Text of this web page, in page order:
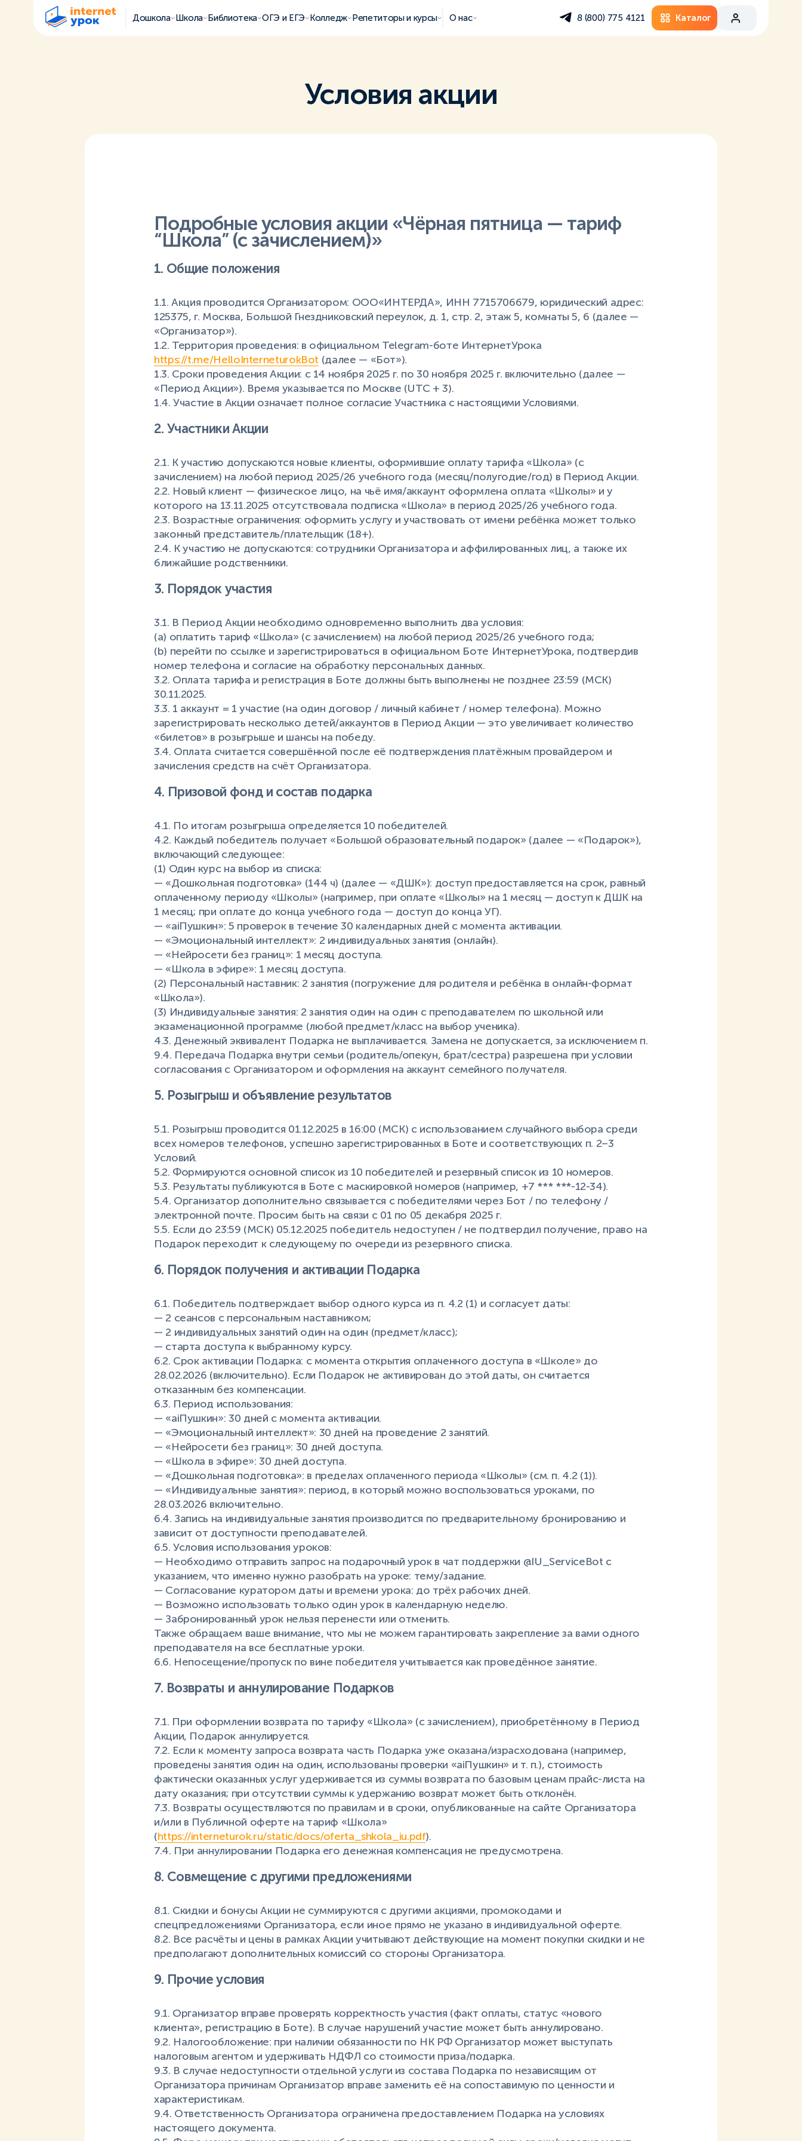
Дошкола Школа Библиотека ОГЭ и ЕГЭ Колледж Репетиторы и курсы О нас 8 (800) 775 4121 Каталог
Условия акции
Подробные условия акции «Чёрная пятница — тариф
“Школа” (с зачислением)»
1. Общие положения
1.1. Акция проводится Организатором: ООО«ИНТЕРДА», ИНН 7715706679, юридический адрес:
125375, г. Москва, Большой Гнездниковский переулок, д. 1, стр. 2, этаж 5, комнаты 5, 6 (далее —
«Организатор»).
1.2. Территория проведения: в официальном Telegram-боте ИнтернетУрока
https://t.me/HelloInterneturokBot (далее — «Бот»).
1.3. Сроки проведения Акции: с 14 ноября 2025 г. по 30 ноября 2025 г. включительно (далее —
«Период Акции»). Время указывается по Москве (UTC + 3).
1.4. Участие в Акции означает полное согласие Участника с настоящими Условиями.
2. Участники Акции
2.1. К участию допускаются новые клиенты, оформившие оплату тарифа «Школа» (с
зачислением) на любой период 2025/26 учебного года (месяц/полугодие/год) в Период Акции.
2.2. Новый клиент — физическое лицо, на чьё имя/аккаунт оформлена оплата «Школы» и у
которого на 13.11.2025 отсутствовала подписка «Школа» в период 2025/26 учебного года.
2.3. Возрастные ограничения: оформить услугу и участвовать от имени ребёнка может только
законный представитель/плательщик (18+).
2.4. К участию не допускаются: сотрудники Организатора и аффилированных лиц, а также их
ближайшие родственники.
3. Порядок участия
3.1. В Период Акции необходимо одновременно выполнить два условия:
(a) оплатить тариф «Школа» (с зачислением) на любой период 2025/26 учебного года;
(b) перейти по ссылке и зарегистрироваться в официальном Боте ИнтернетУрока, подтвердив
номер телефона и согласие на обработку персональных данных.
3.2. Оплата тарифа и регистрация в Боте должны быть выполнены не позднее 23:59 (МСК)
30.11.2025.
3.3. 1 аккаунт = 1 участие (на один договор / личный кабинет / номер телефона). Можно
зарегистрировать несколько детей/аккаунтов в Период Акции — это увеличивает количество
«билетов» в розыгрыше и шансы на победу.
3.4. Оплата считается совершённой после её подтверждения платёжным провайдером и
зачисления средств на счёт Организатора.
4. Призовой фонд и состав подарка
4.1. По итогам розыгрыша определяется 10 победителей.
4.2. Каждый победитель получает «Большой образовательный подарок» (далее — «Подарок»),
включающий следующее:
(1) Один курс на выбор из списка:
— «Дошкольная подготовка» (144 ч) (далее — «ДШК»): доступ предоставляется на срок, равный
оплаченному периоду «Школы» (например, при оплате «Школы» на 1 месяц — доступ к ДШК на
1 месяц; при оплате до конца учебного года — доступ до конца УГ).
— «aiПушкин»: 5 проверок в течение 30 календарных дней с момента активации.
— «Эмоциональный интеллект»: 2 индивидуальных занятия (онлайн).
— «Нейросети без границ»: 1 месяц доступа.
— «Школа в эфире»: 1 месяц доступа.
(2) Персональный наставник: 2 занятия (погружение для родителя и ребёнка в онлайн-формат
«Школа»).
(3) Индивидуальные занятия: 2 занятия один на один с преподавателем по школьной или
экзаменационной программе (любой предмет/класс на выбор ученика).
4.3. Денежный эквивалент Подарка не выплачивается. Замена не допускается, за исключением п.
9.4. Передача Подарка внутри семьи (родитель/опекун, брат/сестра) разрешена при условии
согласования с Организатором и оформления на аккаунт семейного получателя.
5. Розыгрыш и объявление результатов
5.1. Розыгрыш проводится 01.12.2025 в 16:00 (МСК) с использованием случайного выбора среди
всех номеров телефонов, успешно зарегистрированных в Боте и соответствующих п. 2–3
Условий.
5.2. Формируются основной список из 10 победителей и резервный список из 10 номеров.
5.3. Результаты публикуются в Боте с маскировкой номеров (например, +7 *** ***-12-34).
5.4. Организатор дополнительно связывается с победителями через Бот / по телефону /
электронной почте. Просим быть на связи с 01 по 05 декабря 2025 г.
5.5. Если до 23:59 (МСК) 05.12.2025 победитель недоступен / не подтвердил получение, право на
Подарок переходит к следующему по очереди из резервного списка.
6. Порядок получения и активации Подарка
6.1. Победитель подтверждает выбор одного курса из п. 4.2 (1) и согласует даты:
— 2 сеансов с персональным наставником;
— 2 индивидуальных занятий один на один (предмет/класс);
— старта доступа к выбранному курсу.
6.2. Срок активации Подарка: с момента открытия оплаченного доступа в «Школе» до
28.02.2026 (включительно). Если Подарок не активирован до этой даты, он считается
отказанным без компенсации.
6.3. Период использования:
— «aiПушкин»: 30 дней с момента активации.
— «Эмоциональный интеллект»: 30 дней на проведение 2 занятий.
— «Нейросети без границ»: 30 дней доступа.
— «Школа в эфире»: 30 дней доступа.
— «Дошкольная подготовка»: в пределах оплаченного периода «Школы» (см. п. 4.2 (1)).
— «Индивидуальные занятия»: период, в который можно воспользоваться уроками, по
28.03.2026 включительно.
6.4. Запись на индивидуальные занятия производится по предварительному бронированию и
зависит от доступности преподавателей.
6.5. Условия использования уроков:
— Необходимо отправить запрос на подарочный урок в чат поддержки @IU_ServiceBot с
указанием, что именно нужно разобрать на уроке: тему/задание.
— Согласование куратором даты и времени урока: до трёх рабочих дней.
— Возможно использовать только один урок в календарную неделю.
— Забронированный урок нельзя перенести или отменить.
Также обращаем ваше внимание, что мы не можем гарантировать закрепление за вами одного
преподавателя на все бесплатные уроки.
6.6. Непосещение/пропуск по вине победителя учитывается как проведённое занятие.
7. Возвраты и аннулирование Подарков
7.1. При оформлении возврата по тарифу «Школа» (с зачислением), приобретённому в Период
Акции, Подарок аннулируется.
7.2. Если к моменту запроса возврата часть Подарка уже оказана/израсходована (например,
проведены занятия один на один, использованы проверки «aiПушкин» и т. п.), стоимость
фактически оказанных услуг удерживается из суммы возврата по базовым ценам прайс-листа на
дату оказания; при отсутствии суммы к удержанию возврат может быть отклонён.
7.3. Возвраты осуществляются по правилам и в сроки, опубликованные на сайте Организатора
и/или в Публичной оферте на тариф «Школа»
(https://interneturok.ru/static/docs/oferta_shkola_iu.pdf).
7.4. При аннулировании Подарка его денежная компенсация не предусмотрена.
8. Совмещение с другими предложениями
8.1. Скидки и бонусы Акции не суммируются с другими акциями, промокодами и
спецпредложениями Организатора, если иное прямо не указано в индивидуальной оферте.
8.2. Все расчёты и цены в рамках Акции учитывают действующие на момент покупки скидки и не
предполагают дополнительных комиссий со стороны Организатора.
9. Прочие условия
9.1. Организатор вправе проверять корректность участия (факт оплаты, статус «нового
клиента», регистрацию в Боте). В случае нарушений участие может быть аннулировано.
9.2. Налогообложение: при наличии обязанности по НК РФ Организатор может выступать
налоговым агентом и удерживать НДФЛ со стоимости приза/подарка.
9.3. В случае недоступности отдельной услуги из состава Подарка по независящим от
Организатора причинам Организатор вправе заменить её на сопоставимую по ценности и
характеристикам.
9.4. Ответственность Организатора ограничена предоставлением Подарка на условиях
настоящего документа.